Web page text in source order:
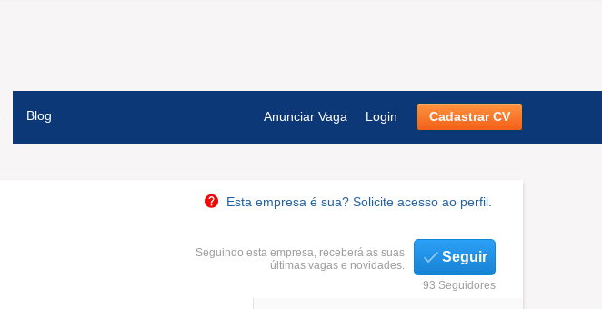
Blog Anunciar Vaga Login Cadastrar CV
Esta empresa é sua? Solicite acesso ao perfil.
Seguindo esta empresa, receberá as suas
últimas vagas e novidades.
Seguir
93 Seguidores